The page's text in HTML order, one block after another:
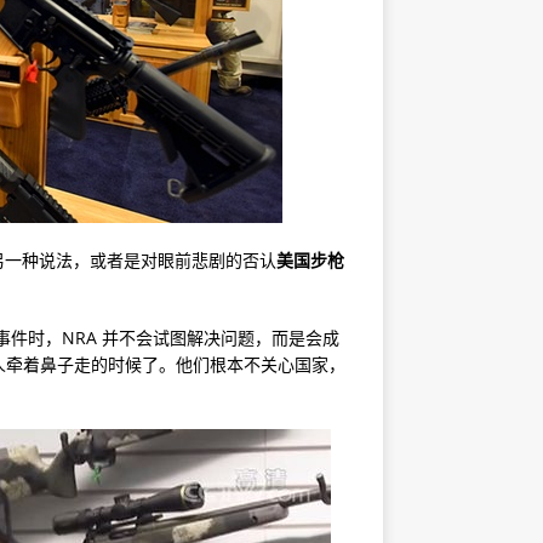
一种说法，或者是对眼前悲剧的否认美国步枪
件时，NRA 并不会试图解决问题，而是会成
着鼻子走的时候了。他们根本不关心国家，